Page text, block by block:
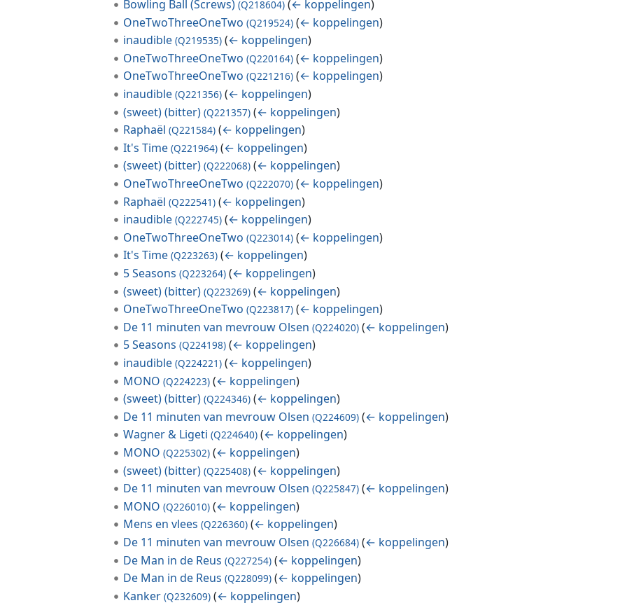
Bowling Ball (Screws) (Q218604) (← koppelingen)
OneTwoThreeOneTwo (Q219524) (← koppelingen)
inaudible (Q219535) (← koppelingen)
OneTwoThreeOneTwo (Q220164) (← koppelingen)
OneTwoThreeOneTwo (Q221216) (← koppelingen)
inaudible (Q221356) (← koppelingen)
(sweet) (bitter) (Q221357) (← koppelingen)
Raphaël (Q221584) (← koppelingen)
It's Time (Q221964) (← koppelingen)
(sweet) (bitter) (Q222068) (← koppelingen)
OneTwoThreeOneTwo (Q222070) (← koppelingen)
Raphaël (Q222541) (← koppelingen)
inaudible (Q222745) (← koppelingen)
OneTwoThreeOneTwo (Q223014) (← koppelingen)
It's Time (Q223263) (← koppelingen)
5 Seasons (Q223264) (← koppelingen)
(sweet) (bitter) (Q223269) (← koppelingen)
OneTwoThreeOneTwo (Q223817) (← koppelingen)
De 11 minuten van mevrouw Olsen (Q224020) (← koppelingen)
5 Seasons (Q224198) (← koppelingen)
inaudible (Q224221) (← koppelingen)
MONO (Q224223) (← koppelingen)
(sweet) (bitter) (Q224346) (← koppelingen)
De 11 minuten van mevrouw Olsen (Q224609) (← koppelingen)
Wagner & Ligeti (Q224640) (← koppelingen)
MONO (Q225302) (← koppelingen)
(sweet) (bitter) (Q225408) (← koppelingen)
De 11 minuten van mevrouw Olsen (Q225847) (← koppelingen)
MONO (Q226010) (← koppelingen)
Mens en vlees (Q226360) (← koppelingen)
De 11 minuten van mevrouw Olsen (Q226684) (← koppelingen)
De Man in de Reus (Q227254) (← koppelingen)
De Man in de Reus (Q228099) (← koppelingen)
Kanker (Q232609) (← koppelingen)